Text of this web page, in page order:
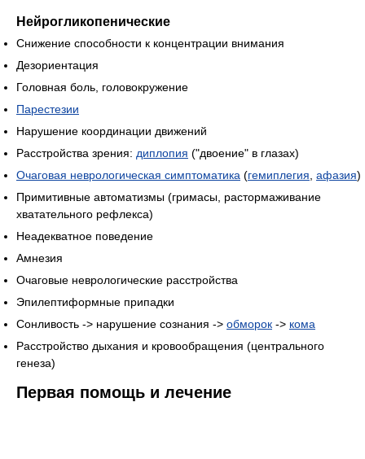
Нейрогликопенические
Снижение способности к концентрации внимания
Дезориентация
Головная боль, головокружение
Парестезии
Нарушение координации движений
Расстройства зрения: диплопия ("двоение" в глазах)
Очаговая неврологическая симптоматика (гемиплегия афазия)
Примитивные автоматизмы (гримасы, растормаживание
хватательного рефлекса)
Неадекватное поведение
Амнезия
Очаговые неврологические расстройства
Эпилептиформные припадки
Сонливость -> нарушение сознания -> обморок -> кома
Расстройство дыхания и кровообращения (центрального
генеза)
Первая помощь и лечение